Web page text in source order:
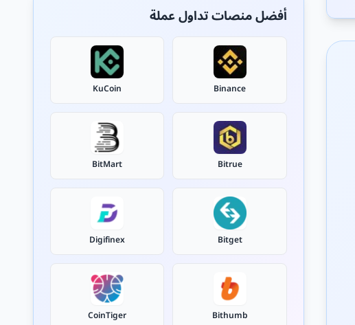
أفضل منصات تداول عملة
Binance
KuCoin
Bitrue
BitMart
Bitget
Digifinex
Bithumb
CoinTiger